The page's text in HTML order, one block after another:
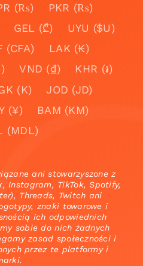
(₨)
PKR (₨)
GEL (₾)
UYU ($U)
(CFA)
LAK (₭)
VND (₫)
KHR (៛)
(K)
JOD (JD)
(¥)
BAM (KM)
(MDL)
ani stowarzyszone z
Instagram, TikTok, Spotify,
Threads, Twitch ani
znaki towarowe i
ich odpowiednich
sobie do nich żadnych
zasad społeczności i
przez te platformy i